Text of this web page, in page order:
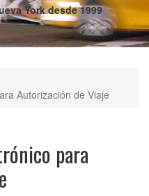
York desde 1999
Autorización de Viaje
para